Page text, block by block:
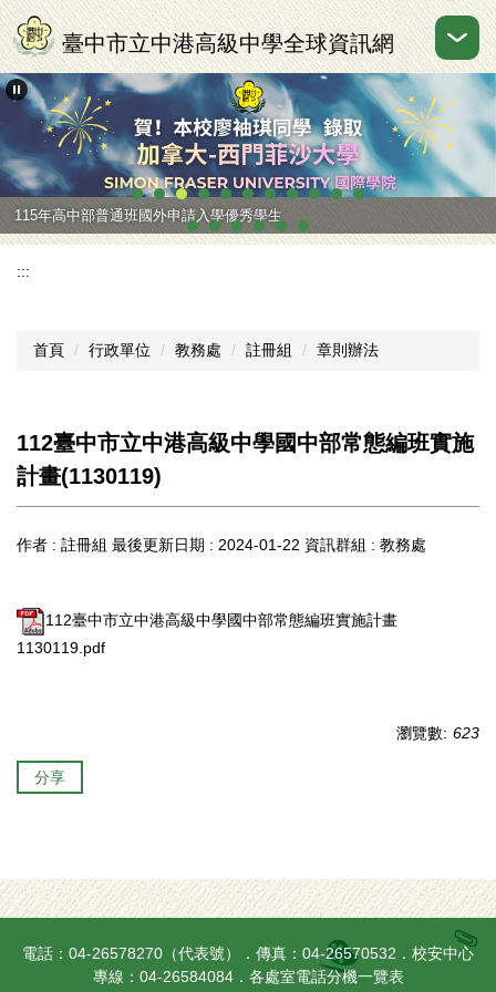
跳
到
主
要
區
臺中市立中港高級中學全球資訊網
115年高中部普通班國外申請入學優秀學生
:::
首頁 行政單位 教務處 註冊組 章則辦法
112臺中市立中港高級中學國中部常態編班實施
計畫(1130119)
作者 : 註冊組 最後更新日期 : 2024-01-22 資訊群組 : 教務處
112臺中市立中港高級中學國中部常態編班實施計畫
1130119.pdf
瀏覽數: 623
分享
電話：04-26578270（代表號）．傳真：04-26570532．校安中心
專線：04-26584084． 各處室電話分機一覽表